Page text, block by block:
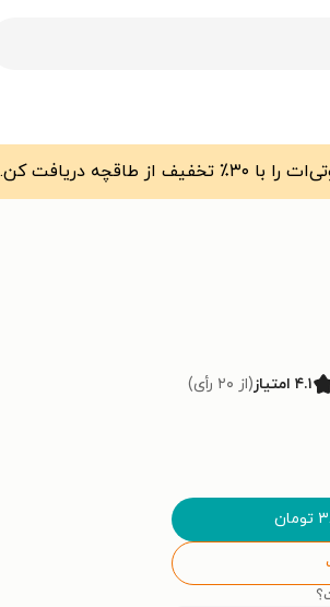
۴.۱ امتیاز (از ۲۰ رأی)
تومان